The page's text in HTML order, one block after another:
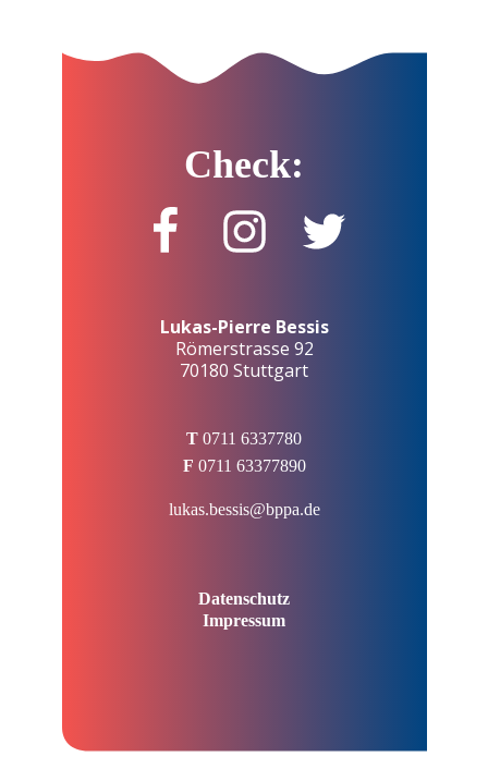
Check:
Lukas-Pierre Bessis
Römerstrasse 92
70180 Stuttgart
T 0711 6337780
F 0711 63377890
lukas.bessis@bppa.de
Datenschutz
Impressum